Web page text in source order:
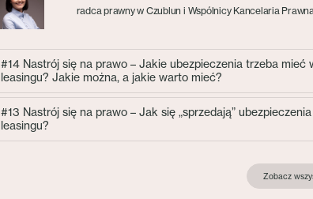
radca prawny w Czublun i Wspólnicy Kancelaria
#14 Nastrój się na prawo – Jakie ubezpieczenia trzeba mieć
leasingu? Jakie można, a jakie warto mieć?
#13 Nastrój się na prawo – Jak się „sprzedają”
leasingu?
Zobacz